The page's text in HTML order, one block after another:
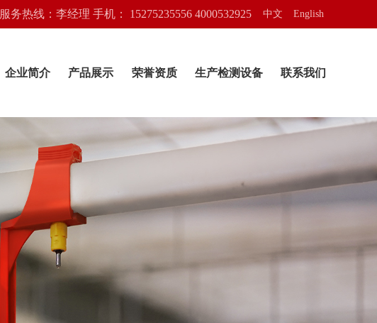
服务热线：李经理 手机： 15275235556 4000532925 中文 English
企业简介 产品展示 荣誉资质 生产检测设备 联系我们